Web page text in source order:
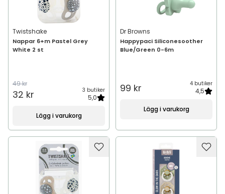
Twistshake
Nappar 6+m Pastel Grey
White 2 st
49 kr
32 kr 3 butiker
5,0
Lägg i varukorg
Dr Browns
Happypaci Siliconesoother
Blue/Green 0-6m
99 kr 4 butiker
4,5
Lägg i varukorg